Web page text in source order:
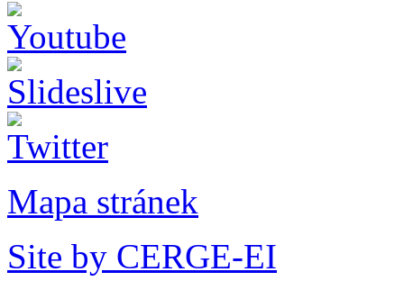
Mapa stránek
Site by CERGE-EI